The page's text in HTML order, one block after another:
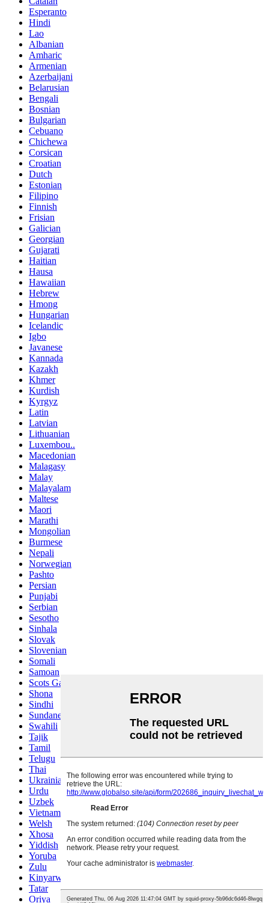
Esperanto
Hindi
Lao
Albanian
Amharic
Armenian
Azerbaijani
Belarusian
Bengali
Bosnian
Bulgarian
Cebuano
Chichewa
Corsican
Croatian
Dutch
Estonian
Filipino
Finnish
Frisian
Galician
Georgian
Gujarati
Haitian
Hausa
Hawaiian
Hebrew
Hmong
Hungarian
Icelandic
Igbo
Javanese
Kannada
Kazakh
Khmer
Kurdish
Kyrgyz
Latin
Latvian
Lithuanian
Luxembou..
Macedonian
Malagasy
Malay
Malayalam
Maltese
Maori
Marathi
Mongolian
Burmese
Nepali
Norwegian
Pashto
Persian
Punjabi
Serbian
Sesotho
Sinhala
Slovak
Slovenian
Somali
Samoan
Scots Gaelic
Shona
Sindhi
Sundanese
Swahili
Tajik
Tamil
Telugu
Thai
Ukrainian
Urdu
Uzbek
Vietnamese
Welsh
Xhosa
Yiddish
Yoruba
Zulu
Kinyarwanda
Tatar
Oriya